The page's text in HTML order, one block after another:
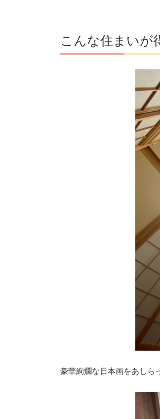
こんな住まいが
豪華絢爛な日本画をあしら